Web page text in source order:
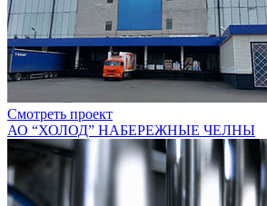
Смотреть проект
АО “ХОЛОД” НАБЕРЕЖНЫЕ ЧЕЛНЫ